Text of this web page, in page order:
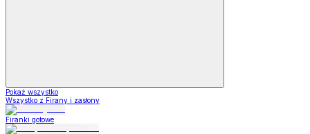
Pokaż wszystko
Wszystko z Firany i zasłony
Firanki gotowe